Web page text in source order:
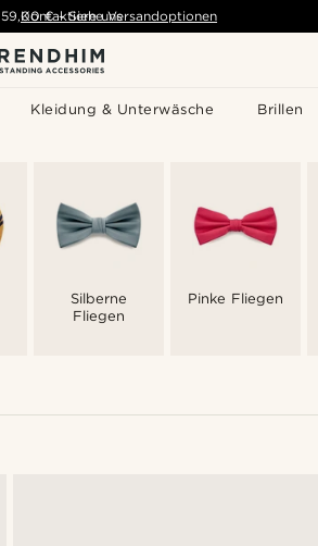
Kleidung & Unterwäsche Brillen
59,00 € - Siehe Versandoptionen
Kontaktiere uns
Silberne
Fliegen
Pinke Fliegen